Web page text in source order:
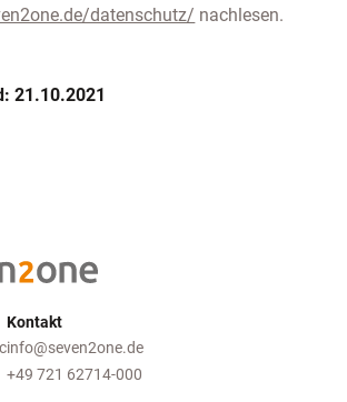
datenschutz/ nachlesen.
21.10.2021
Kontakt
info@seven2one.de
+49 721 62714-000